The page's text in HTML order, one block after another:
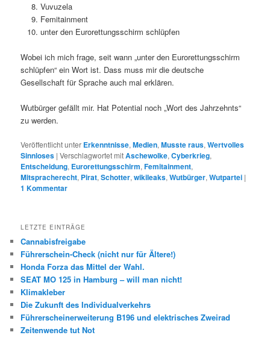
Vuvuzela
Femitainment
unter den Eurorettungsschirm schlüpfen
Wobei ich mich frage, seit wann „unter den Eurorettungsschirm
schlüpfen“ ein Wort ist. Dass muss mir die deutsche
Gesellschaft für Sprache auch mal erklären.
Wutbürger gefällt mir. Hat Potential noch „Wort des Jahrzehnts“
zu werden.
Veröffentlicht unter Erkenntnisse,Medien,Musste raus,Wertvolles
Sinnloses |Verschlagwortet mitAschewolke,Cyberkrieg,
Entscheidung, Eurorettungsschirm,Femitainment,
Mitspracherecht, Pirat,Schotter,wikileaks,Wutbürger,Wutpartei |
1 Kommentar
LETZTE EINTRÄGE
Cannabisfreigabe
Führerschein-Check (nicht nur für Ältere!)
Honda Forza das Mittel der Wahl.
SEAT MO 125 in Hamburg – will man nicht!
Klimakleber
Die Zukunft des Individualverkehrs
Führerscheinerweiterung B196 und elektrisches Zweirad
Zeitenwende tut Not